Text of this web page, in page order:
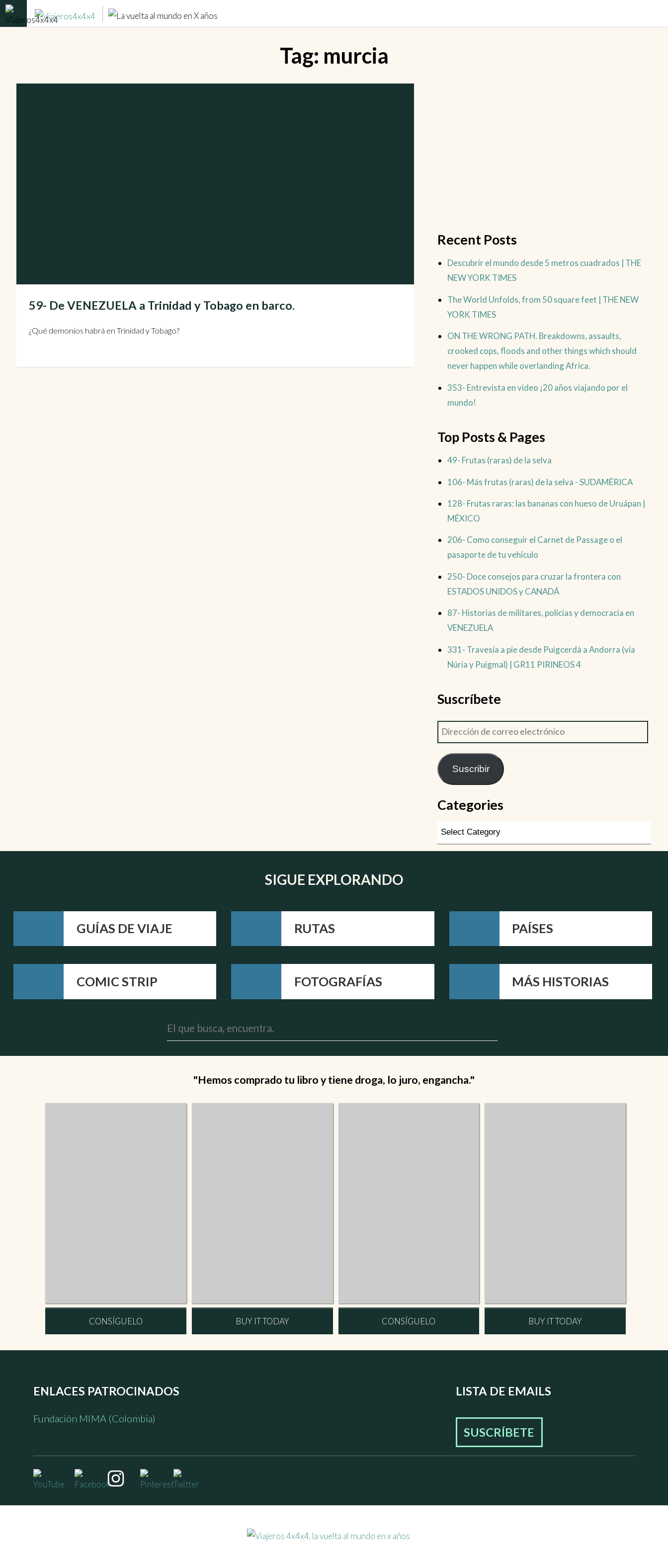
Tag: murcia
59- De VENEZUELA a Trinidad y Tobago en barco.
¿Qué demonios habrá en Trinidad y Tobago?
Recent Posts
Descubrir el mundo desde 5 metros cuadrados | THE
NEW YORK TIMES
The World Unfolds, from 50 square feet | THE NEW
YORK TIMES
ON THE WRONG PATH. Breakdowns, assaults,
crooked cops, floods and other things which should
never happen while overlanding Africa.
353- Entrevista en video ¡20 años viajando por el
mundo!
Top Posts & Pages
49- Frutas (raras) de la selva
106- Más frutas (raras) de la selva - SUDAMÉRICA
128- Frutas raras: las bananas con hueso de Uruápan |
MÉXICO
206- Como conseguir el Carnet de Passage o el
pasaporte de tu vehículo
250- Doce consejos para cruzar la frontera con
ESTADOS UNIDOS y CANADÁ
87- Historias de militares, policías y democracia en
VENEZUELA
331- Travesía a pie desde Puigcerdà a Andorra (vía
Núria y Puigmal) | GR11 PIRINEOS 4
Suscríbete
Suscribir
Categories
SIGUE EXPLORANDO
GUÍAS DE VIAJE RUTAS PAÍSES
COMIC STRIP FOTOGRAFÍAS MÁS HISTORIAS
"Hemos comprado tu libro y tiene droga, lo juro, engancha."
CONSÍGUELO BUY IT TODAY CONSÍGUELO BUY IT TODAY
ENLACES PATROCINADOS
Fundación MIMA (Colombia)
LISTA DE EMAILS
SUSCRÍBETE